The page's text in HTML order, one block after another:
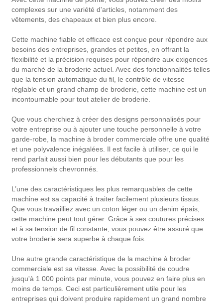
complexes sur une variété d'articles, notamment des
vêtements, des chapeaux et bien plus encore.
Cette machine fiable et efficace est conçue pour répondre aux
besoins des entreprises, grandes et petites, en offrant la
flexibilité et la précision requises pour répondre aux exigences
du marché de la broderie actuel. Avec des fonctionnalités telles
que la tension automatique du fil, le contrôle de vitesse
réglable et un grand champ de broderie, cette machine est un
incontournable pour tout atelier de broderie.
Que vous cherchiez à créer des designs personnalisés pour
votre entreprise ou à ajouter une touche personnelle à votre
garde-robe, la machine à broder commerciale offre une qualité
et une polyvalence inégalées. Il est facile à utiliser, ce qui le
rend parfait aussi bien pour les débutants que pour les
professionnels chevronnés.
L’une des caractéristiques les plus remarquables de cette
machine est sa capacité à traiter facilement plusieurs tissus.
Que vous travailliez avec un coton léger ou un denim épais,
cette machine peut tout gérer. Grâce à ses coutures précises
et à sa tension de fil constante, vous pouvez être assuré que
votre broderie sera superbe à chaque fois.
Une autre grande caractéristique de la machine à broder
commerciale est sa vitesse. Avec la possibilité de coudre
jusqu'à 1 000 points par minute, vous pouvez en faire plus en
moins de temps. Ceci est particulièrement utile pour les
entreprises qui doivent produire rapidement un grand nombre